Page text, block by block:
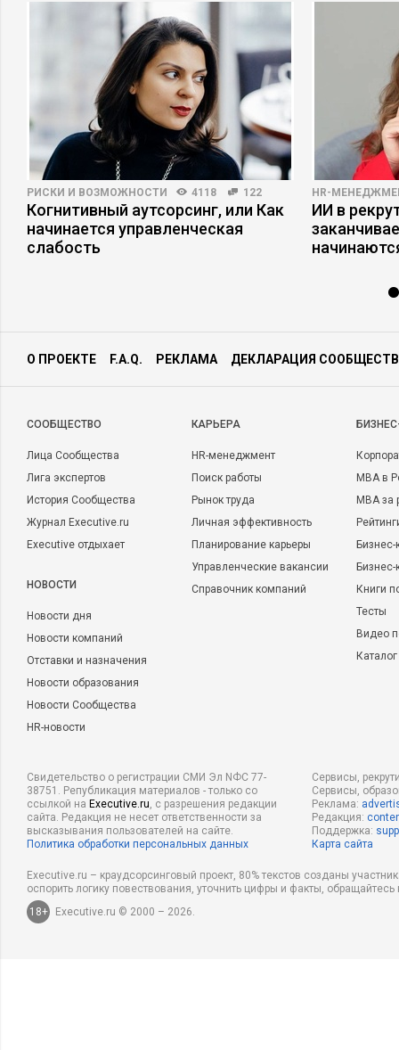
РИСКИ И ВОЗМОЖНОСТИ 4118 122
Когнитивный аутсорсинг, или Как
начинается управленческая
слабость
HR-
ИИ в
О ПРОЕКТЕ F.A.Q. РЕКЛАМА ДЕКЛАРАЦИЯ
CООБЩЕСТВО
Лица Сообщества
Лига экспертов
История Сообщества
Журнал Executive.ru
Executive отдыхает
НОВОСТИ
Новости дня
Новости компаний
Отставки и назначения
Новости образования
Новости Сообщества
HR-новости
КАРЬЕРА
HR-менеджмент
Поиск работы
Рынок труда
Личная эффективность
Планирование карьеры
Управленческие вакансии
Справочник компаний
MBA в
MBA
Бизнес-
Книги
Тесты
Видео
Свидетельство о регистрации СМИ Эл NФС 77-
38751. Републикация материалов - только со
ссылкой на Executive.ru, с разрешения редакции
сайта. Редакция не несет ответственности за
высказывания пользователей на сайте.
Политика обработки персональных данных
Сервисы,
Сервисы,
Реклама:
Редакция:
Поддержка:
Карта сайта
Executive.ru – краудсорсинговый проект, 80% текстов созданы
оспорить логику повествования, уточнить цифры и факты,
18+
Executive.ru © 2000 – 2026.